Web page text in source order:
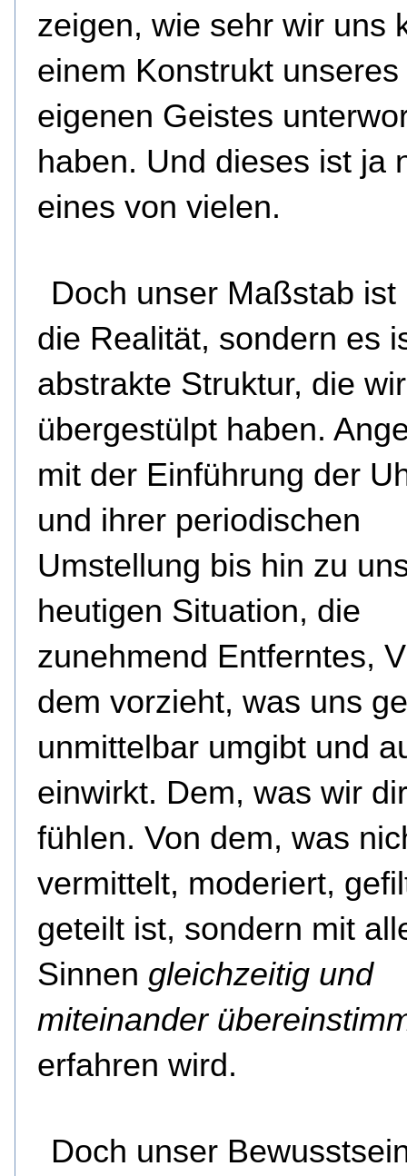
zeigen, wie sehr wir uns
einem Konstrukt unseres
eigenen Geistes
haben. Und dieses ist ja
eines von vielen.
Doch unser Maßstab ist
die Realität, sondern es
abstrakte Struktur, die
übergestülpt haben.
mit der Einführung der
und ihrer periodischen
Umstellung bis hin zu
heutigen Situation, die
zunehmend Entferntes,
dem vorzieht, was uns
unmittelbar umgibt und
einwirkt. Dem, was wir
fühlen. Von dem, was
vermittelt, moderiert,
geteilt ist, sondern mit
Sinnen gleichzeitig und
miteinander
erfahren wird.
Doch unser